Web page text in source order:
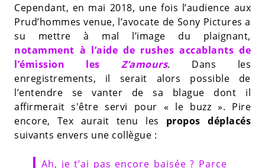
Cependant, en mai 2018, une fois l’audience aux
Prud’hommes venue, l’avocate de Sony Pictures a
su mettre à mal l’image du plaignant,
notamment à l’aide de rushes accablants de
l’émission lesZ’amours. Dans les
enregistrements, il serait alors possible de
l’entendre se vanter de sa blague dont il
affirmerait s'être servi pour « le buzz ». Pire
encore, Tex aurait tenu les propos déplacés
suivants envers une collègue :
Ah, je t’ai pas encore baisée ? Parce